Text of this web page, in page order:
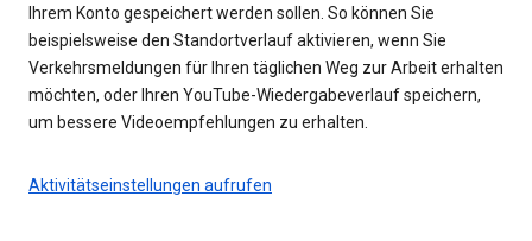
Ihrem Konto gespeichert werden sollen. So können Sie
beispielsweise den Standortverlauf aktivieren, wenn Sie
Verkehrsmeldungen für Ihren täglichen Weg zur Arbeit erhalten
möchten, oder Ihren YouTube-Wiedergabeverlauf speichern,
um bessere Videoempfehlungen zu erhalten.
Aktivitätseinstellungen aufrufen